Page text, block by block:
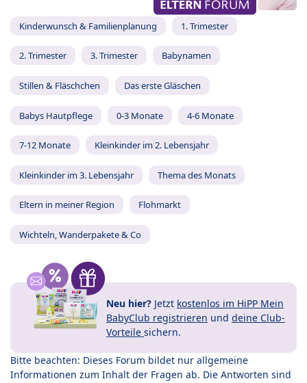
Kinderwunsch & Familienplanung 1. Trimester
2. Trimester 3. Trimester Babynamen
Stillen & Fläschchen Das erste Gläschen
Babys Hautpflege 0-3 Monate 4-6 Monate
7-12 Monate Kleinkinder im 2. Lebensjahr
Kleinkinder im 3. Lebensjahr Thema des Monats
Eltern in meiner Region Flohmarkt
Wichteln, Wanderpakete & Co
Neu hier? Jetzt kostenlos im HiPP Mein
BabyClub registrieren und deine Club-
Vorteile sichern.
Bitte beachten: Dieses Forum bildet nur allgemeine
Informationen zum Inhalt der Fragen ab. Die Antworten sind